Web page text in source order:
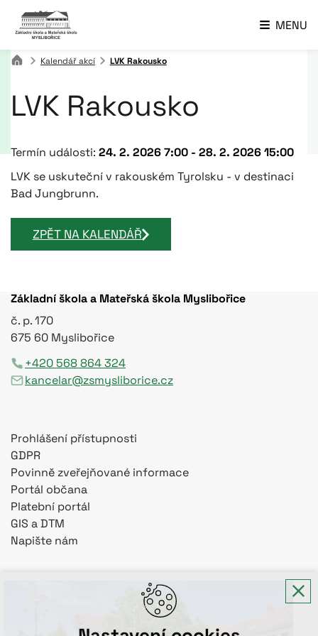
MENU
Kalendář akcí LVK Rakousko
LVK Rakousko
Termín události: 24. 2. 2026 7:00 - 28. 2. 2026 15:00
LVK se uskuteční v rakouském Tyrolsku - v destinaci
Bad Jungbrunn.
ZPĚT NA KALENDÁŘ
Základní škola a Mateřská škola Myslibořice
č. p. 170
675 60 Myslibořice
+420 568 864 324
kancelar@zsmysliborice.cz
Prohlášení přístupnosti
GDPR
Povinně zveřejňované informace
Portál občana
Platební portál
GIS a DTM
Napište nám